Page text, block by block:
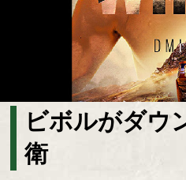
ビボルがダウ
衛